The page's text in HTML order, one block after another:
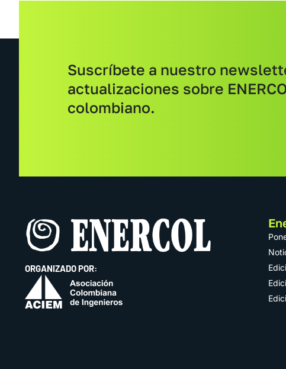
Suscríbete a nuestro
actualizaciones sobre
colombiano.
ORGANIZADO POR: